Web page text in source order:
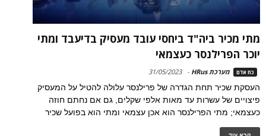
מתי מכיר ביה"ד ביחסי עובד מעסיק בדיעבד ומתי
יוכר הפרילנסר כעצמאי
כח אדם מערכת HRus -
31/05/2023
העסקת שכיר תחת הגדרה של פרילנסר עלולה להטיל על המעסיק
פיצויים של עשרות עד מאות אלפי שקלים, גם אם נחתם חוזה
כעצמאי; מתי הפרילנסר הוא אכן עצמאי ומתי הוא בפועל שכיר